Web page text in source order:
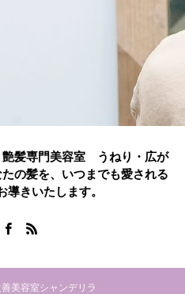
艶髪専門美容室 うねり・広が
の髪を、いつまでも愛される
導きいたします。
美容室シャンデリラ